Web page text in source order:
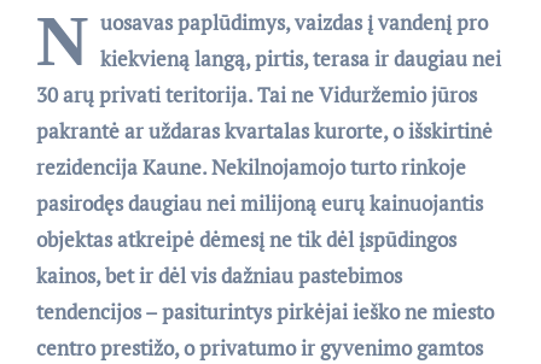
N uosavas paplūdimys, vaizdas į vandenį pro
kiekvieną langą, pirtis, terasa ir daugiau nei
30 arų privati teritorija. Tai ne Viduržemio jūros
pakrantė ar uždaras kvartalas kurorte, o išskirtinė
rezidencija Kaune. Nekilnojamojo turto rinkoje
pasirodęs daugiau nei milijoną eurų kainuojantis
objektas atkreipė dėmesį ne tik dėl įspūdingos
kainos, bet ir dėl vis dažniau pastebimos
tendencijos – pasiturintys pirkėjai ieško ne miesto
centro prestižo, o privatumo ir gyvenimo gamtos